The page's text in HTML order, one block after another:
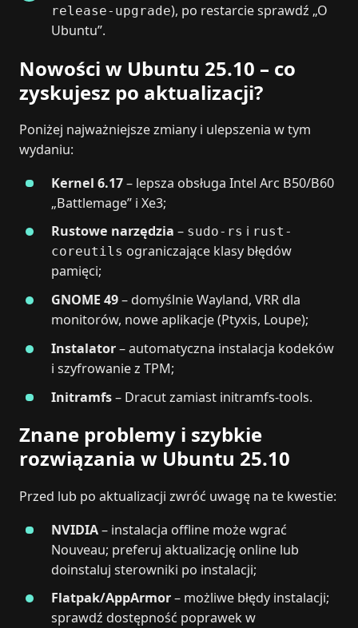
release-upgrade), po restarcie sprawdź „O
Ubuntu”.
Nowości w Ubuntu 25.10 – co
zyskujesz po aktualizacji?
Poniżej najważniejsze zmiany i ulepszenia w tym
wydaniu:
Kernel 6.17– lepsza obsługa Intel Arc B50/B60
„Battlemage” i Xe3;
Rustowe narzędzia – sudo-rs i rust-
coreutils ograniczające klasy błędów
pamięci;
GNOME 49– domyślnie Wayland, VRR dla
monitorów, nowe aplikacje (Ptyxis, Loupe);
Instalator– automatyczna instalacja kodeków
i szyfrowanie z TPM;
Initramfs– Dracut zamiast initramfs-tools.
Znane problemy i szybkie
rozwiązania w Ubuntu 25.10
Przed lub po aktualizacji zwróć uwagę na te kwestie:
NVIDIA– instalacja offline może wgrać
Nouveau; preferuj aktualizację online lub
doinstaluj sterowniki po instalacji;
Flatpak/AppArmor– możliwe błędy instalacji;
sprawdź dostępność poprawek w